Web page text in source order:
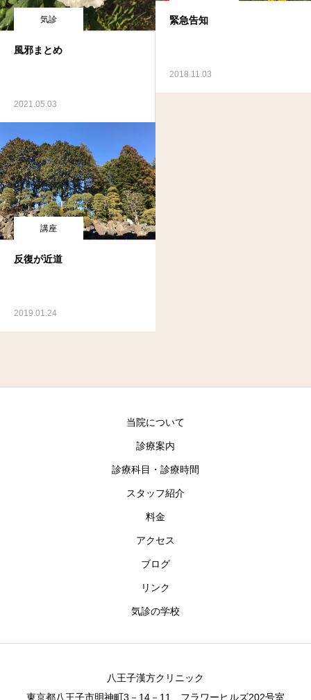
気診
風邪まとめ
2021.05.03
緊急告知
2018.11.03
講座
反復が近道
2019.01.24
当院について
診療案内
診療科目・診療時間
スタッフ紹介
料金
アクセス
ブログ
リンク
気診の学校
八王子漢方クリニック
東京都八王子市明神町3－14－11 フラワーヒルズ202号室